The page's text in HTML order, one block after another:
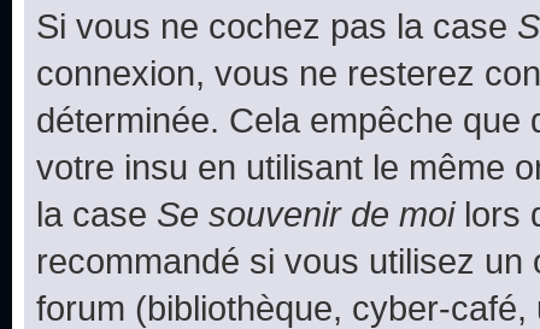
Si vous ne cochez pas la case
connexion, vous ne resterez
déterminée. Cela empêche que
votre insu en utilisant le même
la case Se souvenir de moilors
recommandé si vous utilisez
forum (bibliothèque, cyber-